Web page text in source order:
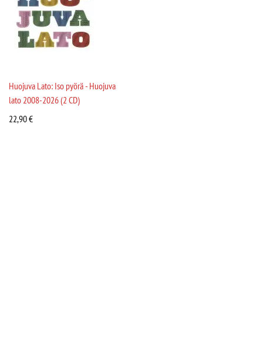
Huojuva Lato: Iso pyörä - Huojuva
lato 2008-2026 (2 CD)
22,90€